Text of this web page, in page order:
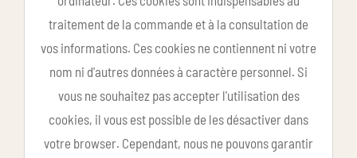
traitement de la commande et à la consultation de
vos informations. Ces cookies ne contiennent ni votre
nom ni d'autres données à caractère personnel. Si
vous ne souhaitez pas accepter l'utilisation des
cookies, il vous est possible de les désactiver dans
votre browser. Cependant, nous ne pouvons garantir